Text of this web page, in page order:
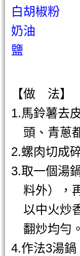
白胡椒粉
奶油
鹽
【做 法】
1.馬鈴薯去
頭、青蔥
2.螺肉切成
3.取一個湯
料外），
以中火炒
翻炒均勻。
4.作法3湯